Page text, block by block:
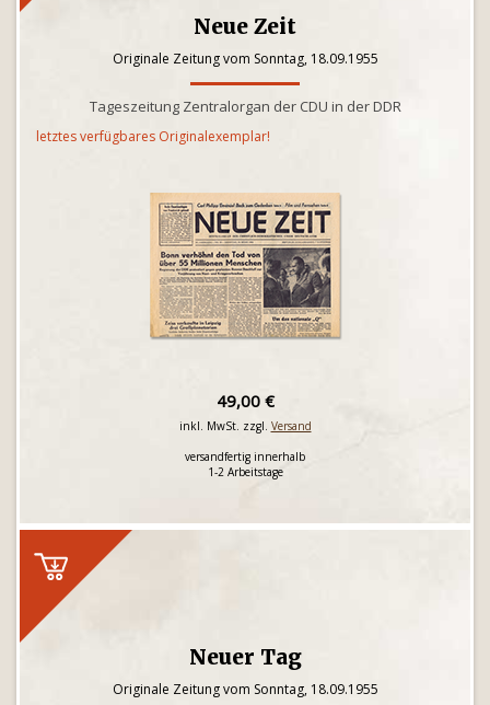
Neue Zeit
Originale Zeitung vom Sonntag, 18.09.1955
Tageszeitung Zentralorgan der CDU in der DDR
letztes verfügbares Originalexemplar!
49,00 €
inkl. MwSt. zzgl. Versand
versandfertig innerhalb
1-2 Arbeitstage
Neuer Tag
Originale Zeitung vom Sonntag, 18.09.1955